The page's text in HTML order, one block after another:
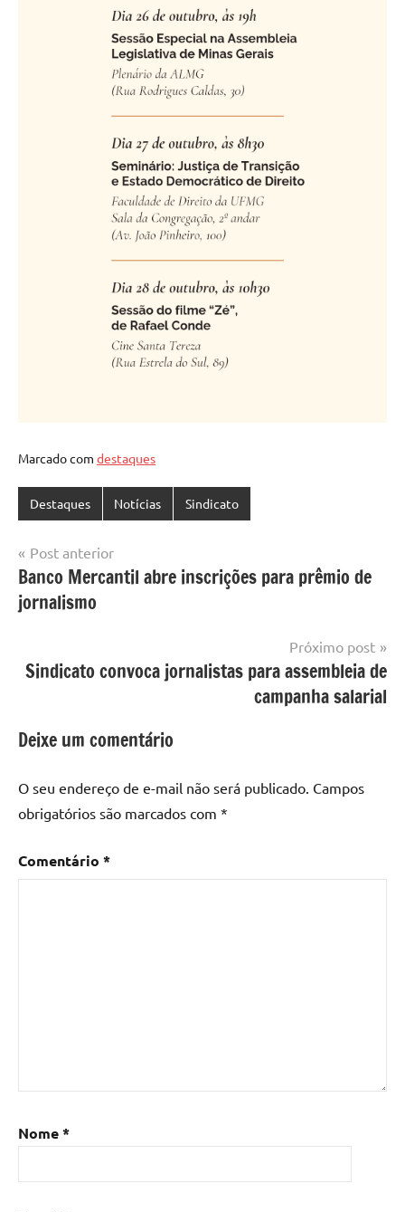
Marcado com destaques
Destaques Notícias Sindicato
Navegação
de
Post
Post anterior
Banco Mercantil abre inscrições para prêmio de
jornalismo
Próximo post
Sindicato convoca jornalistas para assembleia de
campanha salarial
Deixe um comentário
O seu endereço de e-mail não será publicado. Campos
obrigatórios são marcados com *
Comentário *
Nome*